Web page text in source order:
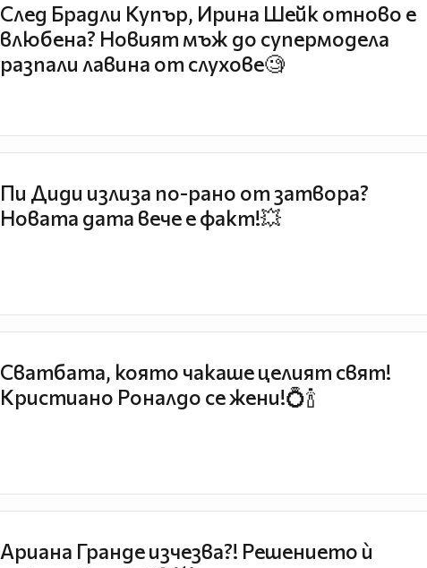
След Брадли Купър, Ирина Шейк отново е
влюбена? Новият мъж до супермодела
разпали лавина от слухове🧐
Пи Диди излиза по-рано от затвора?
Новата дата вече е факт!💥
Сватбата, която чакаше целият свят!
Кристиано Роналдо се жени!💍🍾
Ариана Гранде изчезва?! Решението ѝ